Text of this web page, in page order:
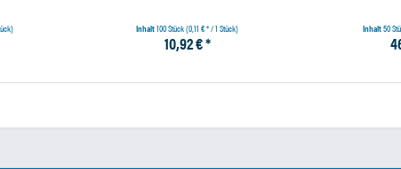
Inhalt100 Stück(0,11 € * / 1 Stück)
10,92 € *
Inhalt50